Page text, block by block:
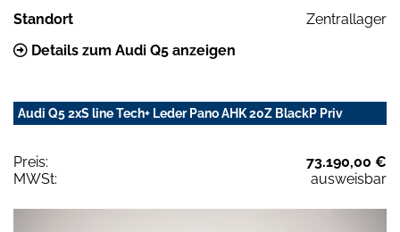
Standort
Zentrallager
Details zum Audi Q5 anzeigen
Audi Q5 2xS line Tech+ Leder Pano AHK 20Z BlackP Priv
Preis:
73.190,00 €
MWSt:
ausweisbar